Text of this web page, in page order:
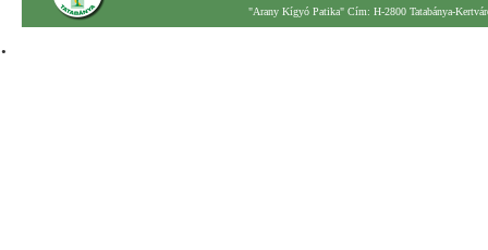
"Arany Kígyó Patika" Cím: H-2800 Tatabánya-
.